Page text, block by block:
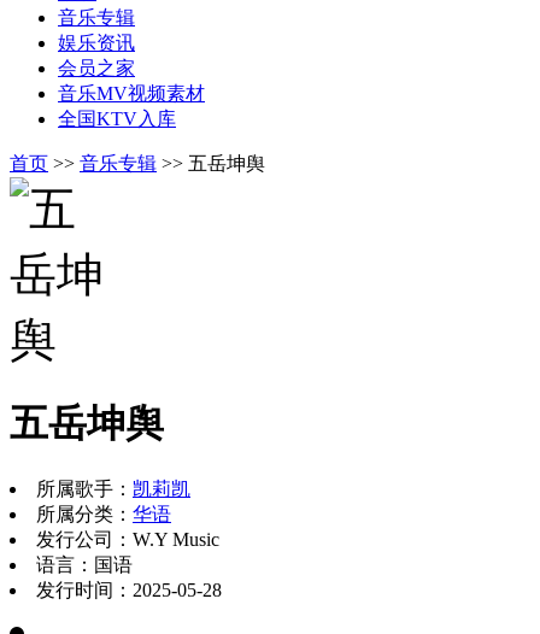
音乐专辑
娱乐资讯
会员之家
音乐MV视频素材
全国KTV入库
首页 >> 音乐专辑 >> 五岳坤舆
五岳坤舆
所属歌手： 凯莉凯
所属分类： 华语
发行公司：W.Y Music
语言：国语
发行时间：2025-05-28